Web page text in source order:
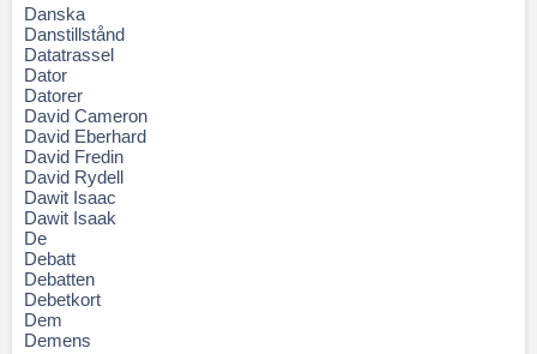
Danska
Danstillstånd
Datatrassel
Dator
Datorer
David Cameron
David Eberhard
David Fredin
David Rydell
Dawit Isaac
Dawit Isaak
De
Debatt
Debatten
Debetkort
Dem
Demens